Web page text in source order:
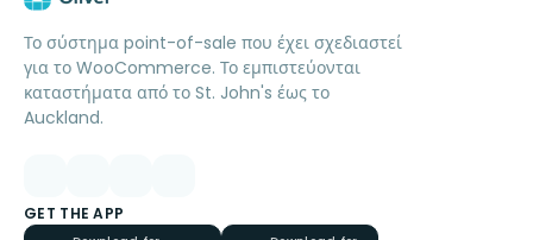
Το σύστημα point-of-sale που έχει σχεδιαστεί
για το WooCommerce. Το εμπιστεύονται
καταστήματα από το St. John's έως το
Auckland.
GET THE APP